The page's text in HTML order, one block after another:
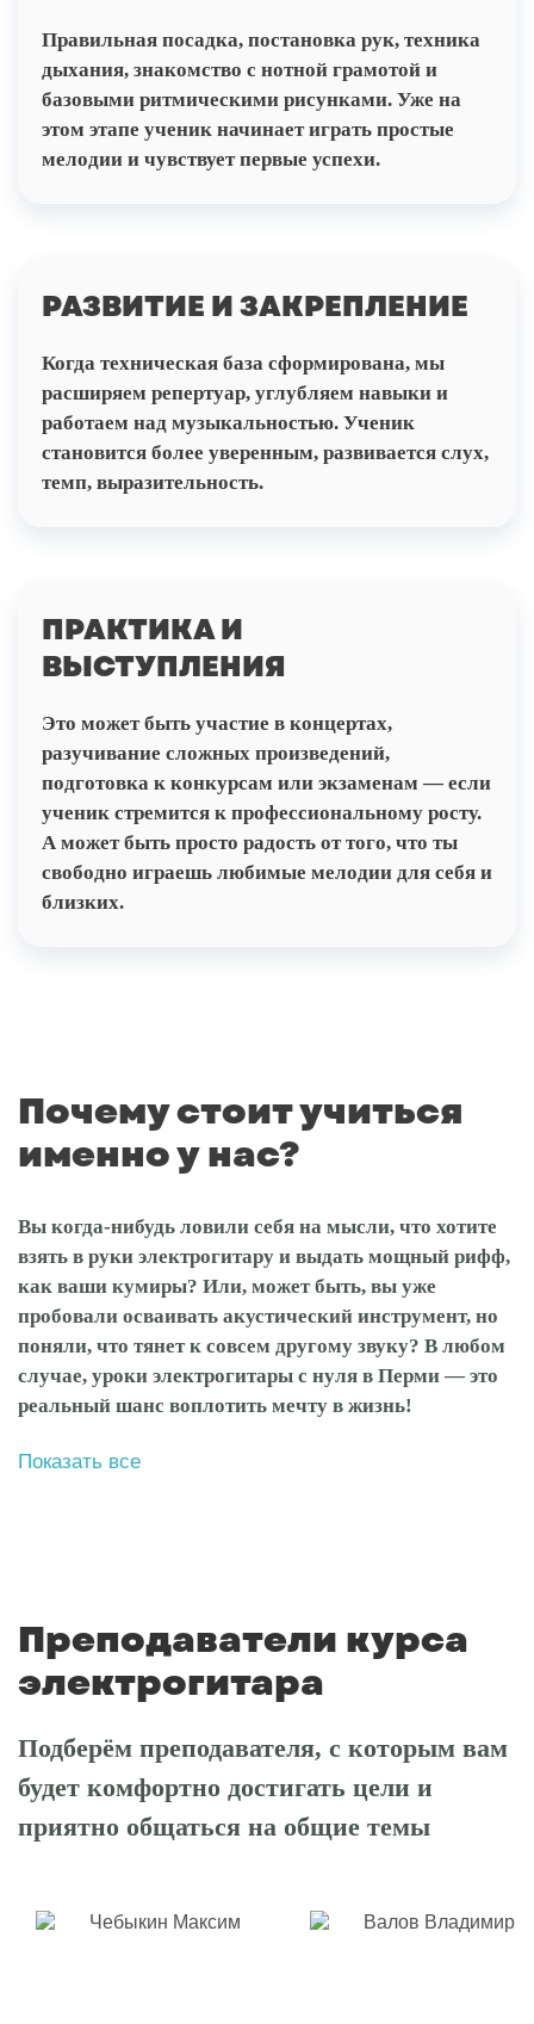
Правильная посадка, постановка рук, техника
дыхания, знакомство с нотной грамотой и
базовыми ритмическими рисунками. Уже на
этом этапе ученик начинает играть простые
мелодии и чувствует первые успехи.
РАЗВИТИЕ И ЗАКРЕПЛЕНИЕ
Когда техническая база сформирована, мы
расширяем репертуар, углубляем навыки и
работаем над музыкальностью. Ученик
становится более уверенным, развивается слух,
темп, выразительность.
ПРАКТИКА И
ВЫСТУПЛЕНИЯ
Это может быть участие в концертах,
разучивание сложных произведений,
подготовка к конкурсам или экзаменам — если
ученик стремится к профессиональному росту.
А может быть просто радость от того, что ты
свободно играешь любимые мелодии для себя и
близких.
Почему стоит учиться
именно у нас?
Вы когда-нибудь ловили себя на мысли, что хотите
взять в руки электрогитару и выдать мощный рифф,
как ваши кумиры? Или, может быть, вы уже
пробовали осваивать акустический инструмент, но
поняли, что тянет к совсем другому звуку? В любом
случае, уроки электрогитары с нуля в Перми — это
реальный шанс воплотить мечту в жизнь!
Показать все
Преподаватели курса
электрогитара
Подберём преподавателя, с которым вам
будет комфортно достигать цели и
приятно общаться на общие темы